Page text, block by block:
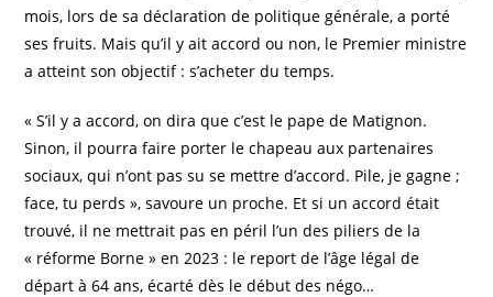
mois, lors de sa déclaration de politique générale, a porté
ses fruits. Mais qu’il y ait accord ou non, le Premier ministre
a atteint son objectif : s’acheter du temps.
« S’il y a accord, on dira que c’est le pape de Matignon.
Sinon, il pourra faire porter le chapeau aux partenaires
sociaux, qui n’ont pas su se mettre d’accord. Pile, je gagne ;
face, tu perds », savoure un proche. Et si un accord était
trouvé, il ne mettrait pas en péril l’un des piliers de la
« réforme Borne » en 2023 : le report de l’âge légal de
départ à 64 ans, écarté dès le début des négo…